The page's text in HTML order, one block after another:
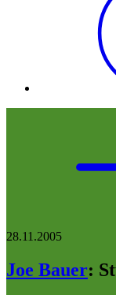
28.11.2005
Joe Bauer: